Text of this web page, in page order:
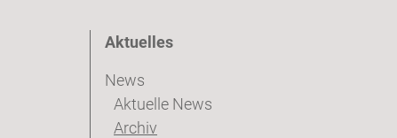
Aktuelles
News
Aktuelle News
Archiv